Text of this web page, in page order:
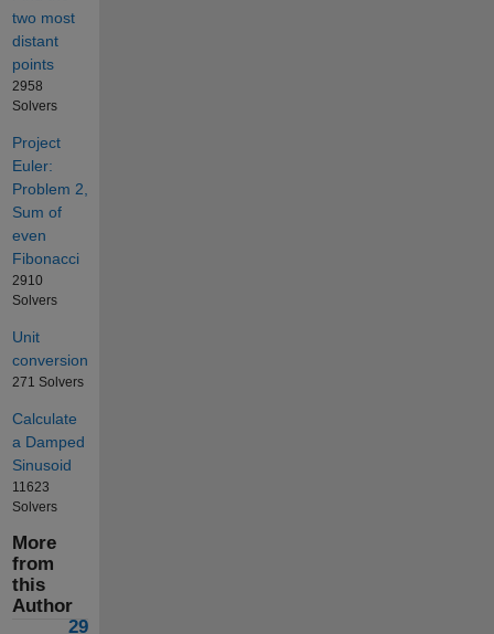
two most
distant
points
2958
Solvers
Project
Euler:
Problem 2,
Sum of
even
Fibonacci
2910
Solvers
Unit
conversion
271 Solvers
Calculate
a Damped
Sinusoid
11623
Solvers
More
from
this
Author
29